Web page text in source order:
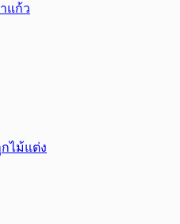
แก้ว
ไม้แต่ง